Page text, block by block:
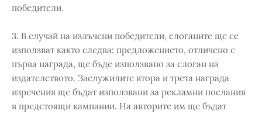
победители.
3. В случай на излъчени победители, слоганите ще се
използват както следва: предложението, отличено с
първа награда, ще бъде използвано за слоган на
издателството. Заслужилите втора и трета награда
изречения ще бъдат използвани за рекламни послания
в предстоящи кампании. На авторите им ще бъдат